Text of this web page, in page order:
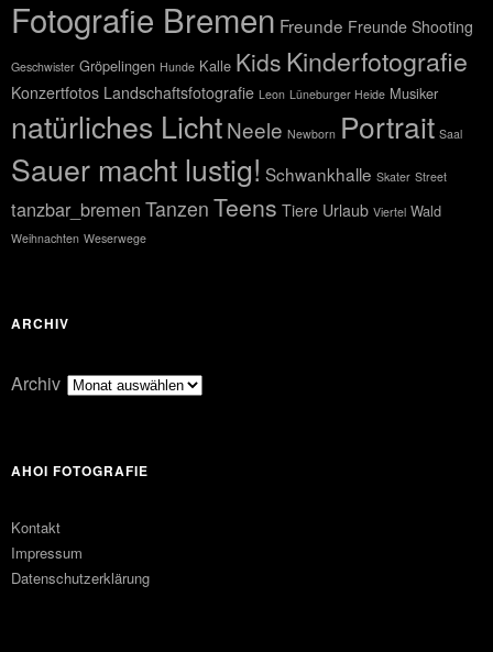
Fotografie Bremen Freunde Freunde Shooting
Geschwister Gröpelingen Hunde Kalle Kids Kinderfotografie
Konzertfotos Landschaftsfotografie Leon Lüneburger Heide Musiker
natürliches LichtNeele Newborn Portrait Saal
Sauer macht lustig! Schwankhalle Skater Street
tanzbar_bremen Tanzen Teens Tiere Urlaub Viertel Wald
Weihnachten Weserwege
ARCHIV
Archiv
AHOI FOTOGRAFIE
Kontakt
Impressum
Datenschutzerklärung